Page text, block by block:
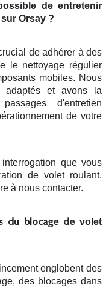
de entretenir
sur Orsay ?
de adhérer à des
le nettoyage régulier
mobiles. Nous
adaptés et avons la
d'entretien
de votre
que vous
de volet roulant.
à nous contacter.
du blocage de volet
englobent des
des blocages dans